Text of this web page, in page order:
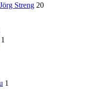
Streng 20
1
1